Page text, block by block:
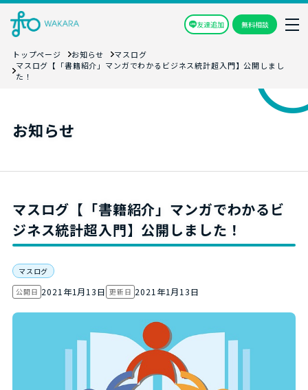
友達追加 無料相談
トップページ お知らせ
マスログ
マスログ【「書籍紹介」マンガでわかるビジネス統計超入門】公開しまし
た！
お知らせ
マスログ【「書籍紹介」マンガでわかるビ
ジネス統計超入門】公開しました！
マスログ
公開日 2021年1月13日 更新日 2021年1月13日